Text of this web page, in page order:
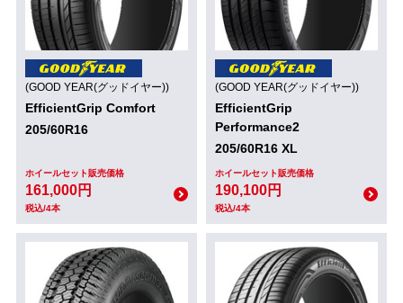
(GOOD YEAR(グッドイヤー))
EfficientGrip Comfort
205/60R16
ホイールセット販売価格
161,000円
税込/4本
(GOOD YEAR(グッドイヤー))
EfficientGrip
Performance2
205/60R16 XL
ホイールセット販売価格
190,100円
税込/4本